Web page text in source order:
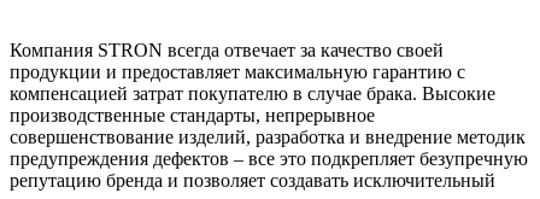
Компания STRON всегда отвечает за качество своей
продукции и предоставляет максимальную гарантию с
компенсацией затрат покупателю в случае брака. Высокие
производственные стандарты, непрерывное
совершенствование изделий, разработка и внедрение методик
предупреждения дефектов – все это подкрепляет безупречную
репутацию бренда и позволяет создавать исключительный